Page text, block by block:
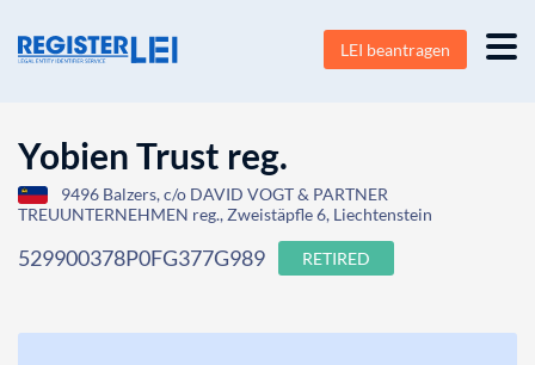
LEI beantragen
Yobien Trust reg.
9496 Balzers, c/o DAVID VOGT & PARTNER
TREUUNTERNEHMEN reg., Zweistäpfle 6, Liechtenstein
529900378P0FG377G989 RETIRED